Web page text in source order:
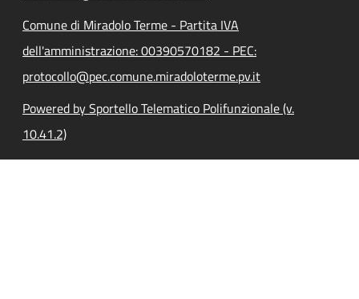
Comune di Miradolo Terme - Partita IVA
dell'amministrazione: 00390570182 - PEC:
protocollo@pec.comune.miradoloterme.pv.it
Powered by Sportello Telematico Polifunzionale (v.
10.41.2)